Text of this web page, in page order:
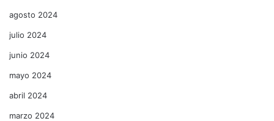
agosto 2024
julio 2024
junio 2024
mayo 2024
abril 2024
marzo 2024